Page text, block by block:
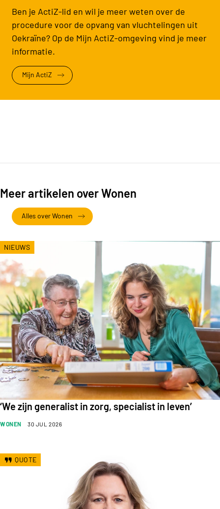
Ben je ActiZ-lid en wil je meer weten over de
procedure voor de opvang van vluchtelingen uit
Oekraïne? Op de Mijn ActiZ-omgeving vind je meer
informatie.
Mijn ActiZ
Meer artikelen over Wonen
Alles over Wonen
WONEN 30 JUL 2026
‘We zijn generalist in zorg, specialist in leven’
NIEUWS
QUOTE